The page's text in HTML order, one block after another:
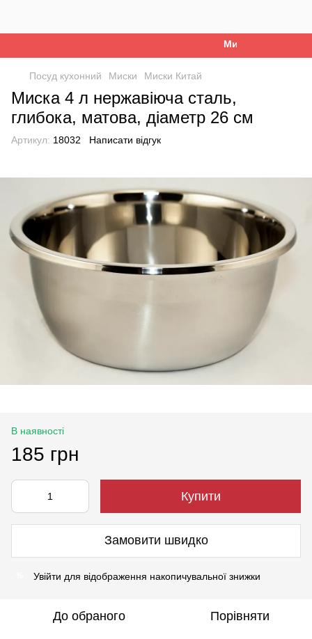
Ми працюємо. Все
Посуд кухонний Миски Миски Китай
Миска 4 л нержавіюча сталь,
глибока, матова, діаметр 26 см
Артикул: 18032 Написати відгук
В наявності
185 грн
Купити
Замовити швидко
Увійти для відображення накопичувальної знижки
До обраного Порівняти